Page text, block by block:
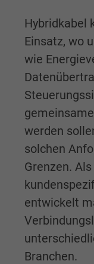
Hybridkabel
Einsatz, wo
wie
werden
solchen
Grenzen.
entwickelt
Branchen.